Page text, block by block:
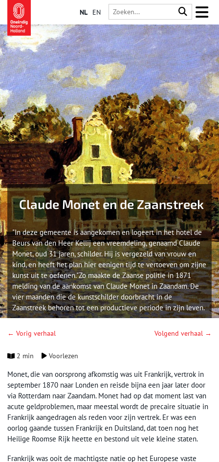
NL EN
Claude Monet en de Zaanstreek
"In deze gemeente is aangekomen en logeert in het hotel de
Beurs van den Heer Kellij een vreemdeling, genaamd Claude
Monet, oud 31 jaren, schilder. Hij is vergezeld van vrouw en
kind, en heeft het plan hier eenigen tijd te vertoeven om zijne
kunst uit te oefenen."Zo maakte de Zaanse politie in 1871
melding van de aankomst van Claude Monet in Zaandam. De
vier maanden die de kunstschilder doorbracht in de
Zaanstreek behoren tot een productieve periode in zijn leven.
← Vorig verhaal Volgend verhaal →
2 min Voorlezen
Monet, die van oorsprong afkomstig was uit Frankrijk, vertrok in
september 1870 naar Londen en reisde bijna een jaar later door
via Rotterdam naar Zaandam. Monet had op dat moment last van
acute geldproblemen, maar meestal wordt de precaire situatie in
Frankrijk aangedragen als reden voor zijn vertrek. Er was een
oorlog gaande tussen Frankrijk en Duitsland, dat toen nog het
Heilige Roomse Rijk heette en bestond uit vele kleine staten.
Frankrijk was ooit de machtigste natie op het Europese vaste